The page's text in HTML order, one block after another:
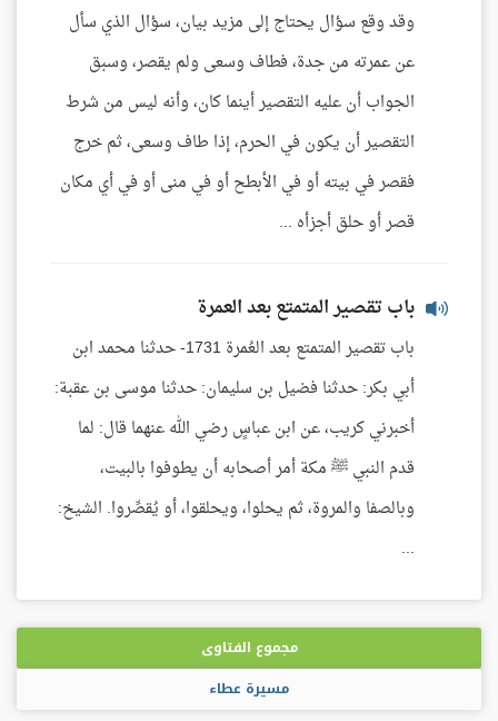
وقد وقع سؤال يحتاج إلى مزيد بيان، سؤال الذي سأل
عن عمرته من جدة، فطاف وسعى ولم يقصر، وسبق
الجواب أن عليه التقصير أينما كان، وأنه ليس من شرط
التقصير أن يكون في الحرم، إذا طاف وسعى، ثم خرج
فقصر في بيته أو في الأبطح أو في منى أو في أي مكان
قصر أو حلق أجزأه ...
باب تقصير المتمتع بعد العمرة
باب تقصير المتمتع بعد العُمرة 1731- حدثنا محمد ابن
أبي بكر: حدثنا فضيل بن سليمان: حدثنا موسى بن عقبة:
أخبرني كريب، عن ابن عباسٍ رضي الله عنهما قال: لما
قدم النبي ﷺ مكة أمر أصحابه أن يطوفوا بالبيت،
وبالصفا والمروة، ثم يحلوا، ويحلقوا، أو يُقصِّروا. الشيخ:
...
مجموع الفتاوى
مسيرة عطاء